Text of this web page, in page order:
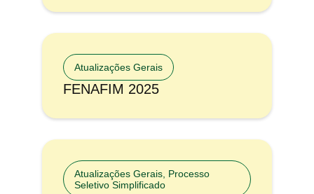
Atualizações Gerais
FENAFIM 2025
Atualizações Gerais Processo
Seletivo Simplificado